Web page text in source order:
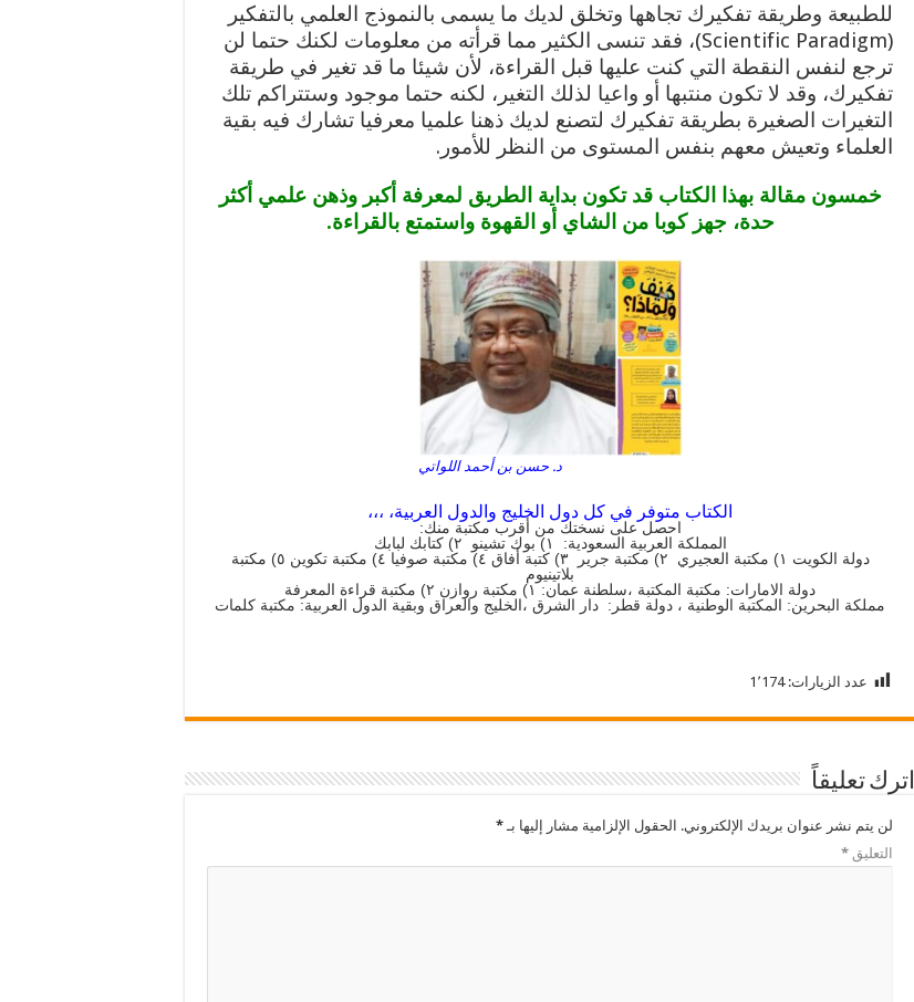
للطبيعة وطريقة تفكيرك تجاهها وتخلق لديك ما يسمى بالنموذج العلمي بالتفكير
(Scientific Paradigm)، فقد تنسى الكثير مما قرأته من معلومات لكنك حتما لن
ترجع لنفس النقطة التي كنت عليها قبل القراءة، لأن شيئا ما قد تغير في طريقة
تفكيرك، وقد لا تكون منتبها أو واعيا لذلك التغير، لكنه حتما موجود وستتراكم تلك
التغيرات الصغيرة بطريقة تفكيرك لتصنع لديك ذهنا علميا معرفيا تشارك فيه بقية
العلماء وتعيش معهم بنفس المستوى من النظر للأمور.
خمسون مقالة بهذا الكتاب قد تكون بداية الطريق لمعرفة أكبر وذهن علمي أكثر
حدة، جهز كوبا من الشاي أو القهوة واستمتع بالقراءة.
د. حسن بن أحمد اللواتي
الكتاب متوفر في كل دول الخليج والدول العربية، ،،،
احصل على نسختك من أقرب مكتبة منك:
المملكة العربية السعودية: ١) بوك تشينو ٢) كتابك لبابك
دولة الكويت ١) مكتبة العجيري ٢) مكتبة جرير ٣) كتبة أفاق ٤) مكتبة صوفيا ٤) مكتبة تكوين ٥) مكتبة
بلاتينيوم
دولة الامارات: مكتبة المكتبة ،سلطنة عمان: ١) مكتبة روازن ٢) مكتبة قراءة المعرفة
مملكة البحرين: المكتبة الوطنية ، دولة قطر: دار الشرق ،الخليج والعراق وبقية الدول العربية: مكتبة كلمات
عدد الزيارات: 1٬174
اترك تعليقاً
لن يتم نشر عنوان بريدك الإلكتروني. الحقول الإلزامية مشار إليها بـ *
التعليق *